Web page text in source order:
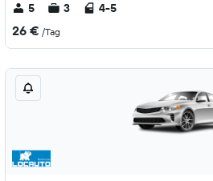
5 3 4-5
26 € /Tag